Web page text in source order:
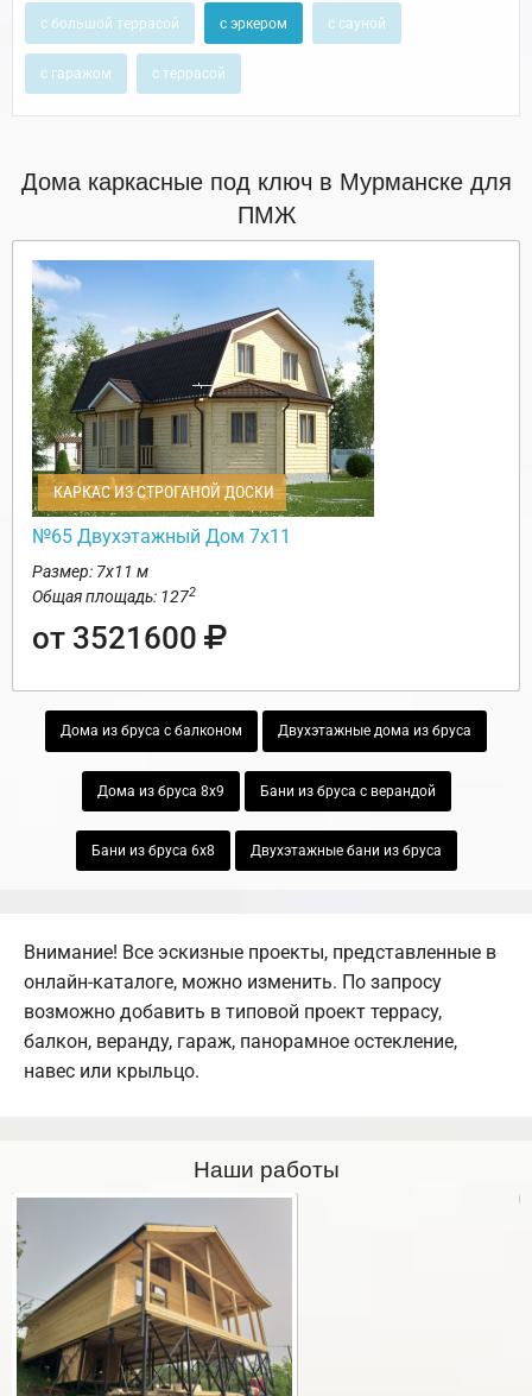
с большой террасой с эркером с сауной
с гаражом с террасой
Дома каркасные под ключ в Мурманске для
ПМЖ
КАРКАС ИЗ СТРОГАНОЙ ДОСКИ
№65 Двухэтажный Дом 7х11
Размер: 7х11 м
Общая площадь: 1272
от 3521600
Дома из бруса с балконом Двухэтажные дома из бруса
Дома из бруса 8х9 Бани из бруса с верандой
Бани из бруса 6х8 Двухэтажные бани из бруса
Внимание! Все эскизные проекты, представленные в
онлайн-каталоге, можно изменить. По запросу
возможно добавить в типовой проект террасу,
балкон, веранду, гараж, панорамное остекление,
навес или крыльцо.
Наши работы